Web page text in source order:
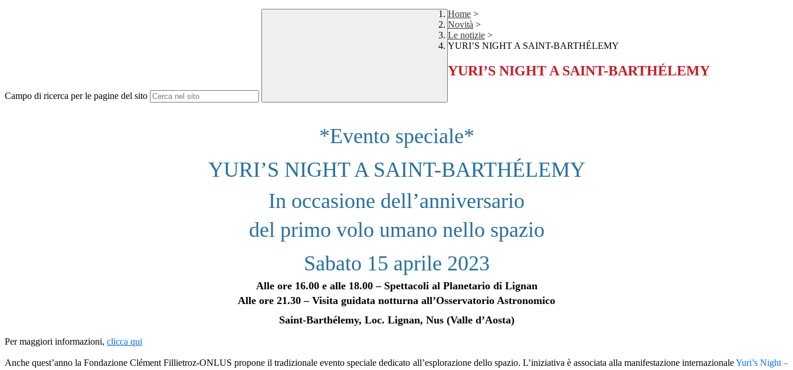
Campo di ricerca per le pagine del sito
Home >
Novità >
Le notizie >
YURI’S NIGHT A SAINT-BARTHÉLEMY
YURI’S NIGHT A SAINT-BARTHÉLEMY
*Evento speciale*
YURI’S NIGHT A SAINT-BARTHÉLEMY
In occasione dell’anniversario
del primo volo umano nello spazio
Sabato 15 aprile 2023
Alle ore 16.00 e alle 18.00 – Spettacoli al Planetario di Lignan
Alle ore 21.30 – Visita guidata notturna all’Osservatorio Astronomico
Saint-Barthélemy, Loc. Lignan, Nus (Valle d’Aosta)
Per maggiori informazioni, clicca qui
Anche quest’anno la Fondazione Clément Fillietroz-ONLUS propone il tradizionale evento speciale dedicato all’esplorazione dello spazio. L’iniziativa è associata alla manifestazione internazionaleYuri’s Night –